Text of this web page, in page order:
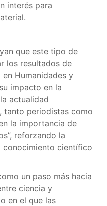
interés para
que este tipo de
los resultados de
Humanidades y
impacto en la
actualidad
tanto periodistas como
la importancia de
reforzando la
conocimiento científico
un paso más hacia
ciencia y
en el que las